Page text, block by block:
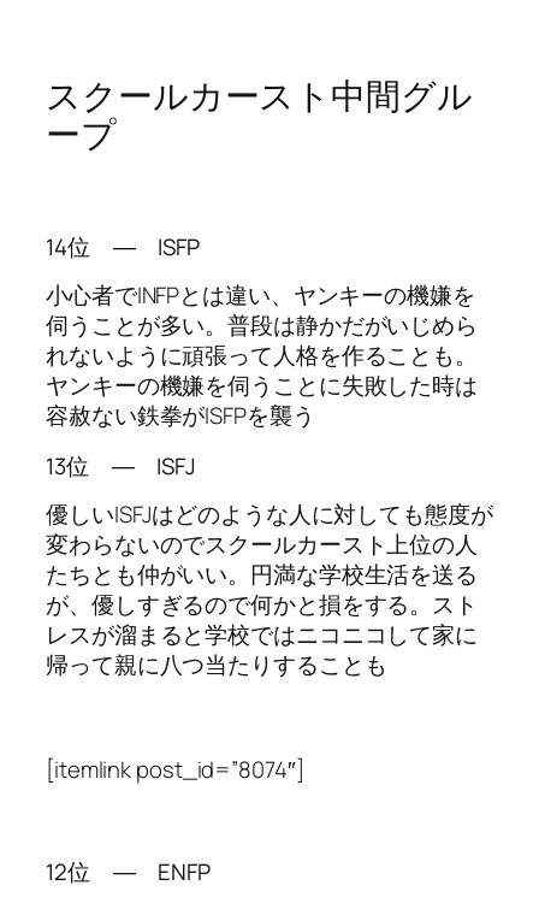
スクールカースト中間グル
ープ
14位 ― ISFP
小心者でINFPとは違い、ヤンキーの機嫌を
伺うことが多い。普段は静かだがいじめら
れないように頑張って人格を作ることも。
ヤンキーの機嫌を伺うことに失敗した時は
容赦ない鉄拳がISFPを襲う
13位 ― ISFJ
優しいISFJはどのような人に対しても態度が
変わらないのでスクールカースト上位の人
たちとも仲がいい。円満な学校生活を送る
が、優しすぎるので何かと損をする。スト
レスが溜まると学校ではニコニコして家に
帰って親に八つ当たりすることも
[itemlink post_id=”8074″]
12位 ― ENFP